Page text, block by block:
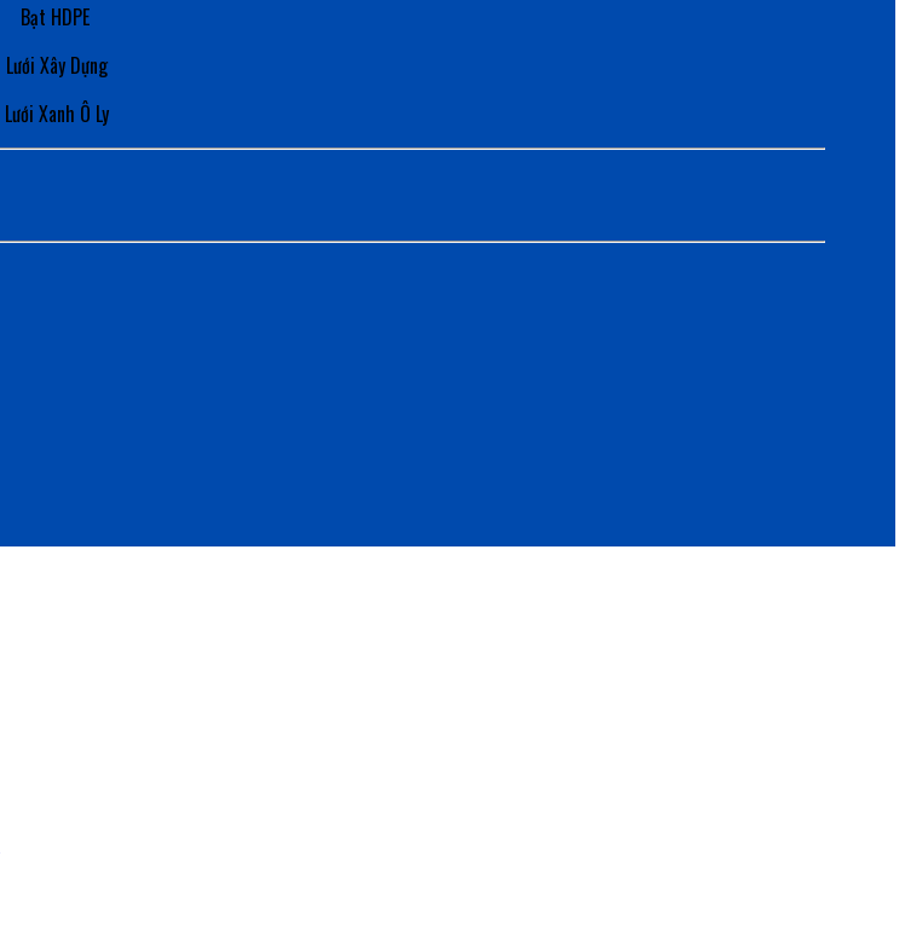
Bạt HDPE
Lưới Xây Dựng
Lưới Xanh Ô Ly